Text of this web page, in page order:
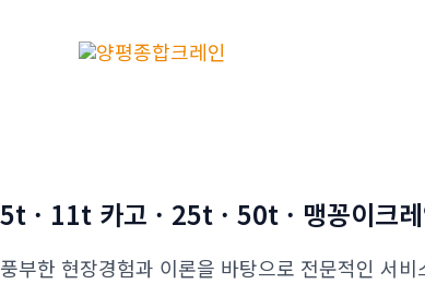
뛰
5t · 11t 카고 · 25t · 50t · 맹꽁이크
풍부한 현장경험과 이론을 바탕으로 전문적인 서비